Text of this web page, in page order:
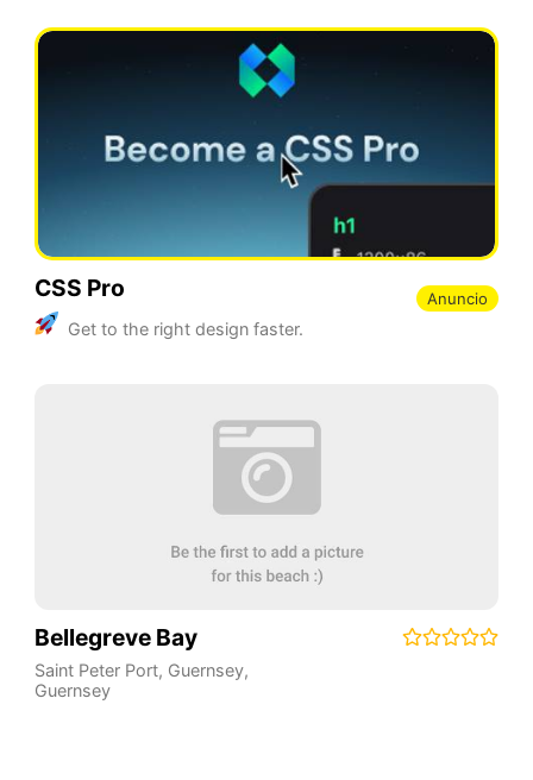
CSS Pro
Get to the right design faster.
Anuncio
Bellegreve Bay
Saint Peter Port, Guernsey,
Guernsey